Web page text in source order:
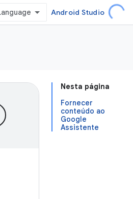
Android Studio
Nesta página
Fornecer
conteúdo ao
Google
Assistente